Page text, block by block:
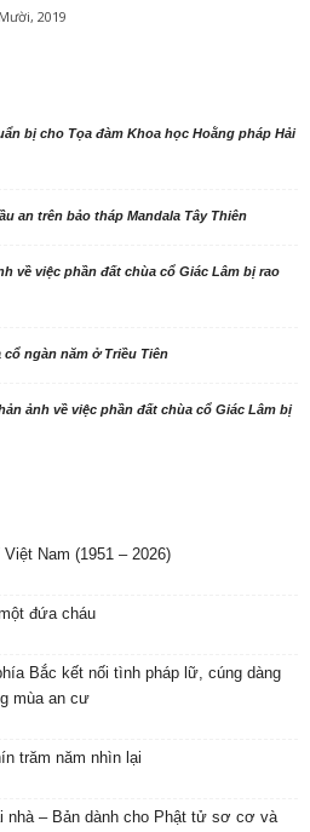
2019
bị cho Tọa đàm Khoa học Hoằng pháp Hải
an trên bảo tháp Mandala Tây Thiên
về việc phần đất chùa cổ Giác Lâm bị rao
cổ ngàn năm ở Triều Tiên
ảnh về việc phần đất chùa cổ Giác Lâm bị
Nam (1951 – 2026)
đứa cháu
Bắc kết nối tình pháp lữ, cúng dàng
mùa an cư
trăm năm nhìn lại
nhà – Bản dành cho Phật tử sơ cơ và